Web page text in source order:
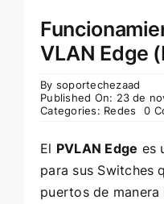
VLAN Edge
By soportechezaad
Published On: 23 de
Categories: Redes 0
El PVLAN Edge es
para sus Switches
puertos de